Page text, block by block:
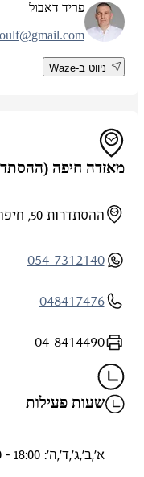
פריד דאבול
daboulf@gmail.com
ניווט ב-Waze
מאזדה חיפה
ההסתדרות 50, חיפה (הכניסה דרך רח' ליאון שטיין)
054-7312140
048417476
04-8414490
שעות פעילות
א',ב',ג',ד',ה': 18:00 - 08:30